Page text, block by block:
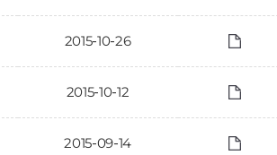
2015-10-26
2015-10-12
2015-09-14